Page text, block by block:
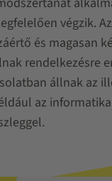
végzik. Az
és magasan
rendelkezésre
állnak az
az